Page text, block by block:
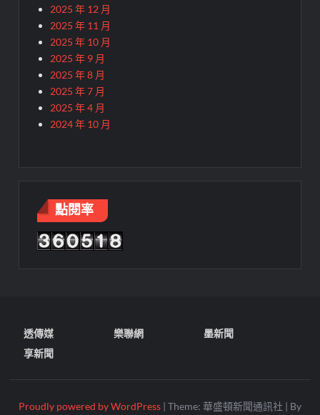
2025 年 12 月
2025 年 11 月
2025 年 10 月
2025 年 9 月
2025 年 8 月
2025 年 7 月
2025 年 4 月
2024 年 10 月
點閱率
透傳媒 樂聯網
墨新聞
享新聞
Proudly powered by WordPress | Theme: 華盛頓新聞通訊社 | By